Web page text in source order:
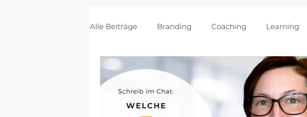
Alle Beiträge Branding Coaching Learning